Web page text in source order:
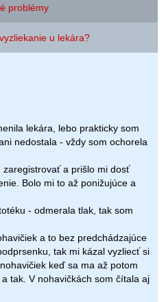
problémy
u lekára?
lekára, lebo prakticky som
nedostala - vždy som ochorela
a prišlo mi dosť
Bolo mi to až ponižujúce a
- odmerala tlak, tak som
a to bez predchádzajúce
tak mi kázal vyzliecť si
keď sa ma až potom
tak. V nohavičkách som čítala aj